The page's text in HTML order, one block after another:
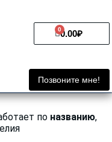
0.00₽
0
Cart
Позвоните мне!
по названию,